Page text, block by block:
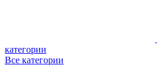
категории
Все категории